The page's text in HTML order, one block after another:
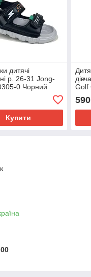
дитячі
р. 26-31 Jong-
0 Чорний
Купити
Golf
590